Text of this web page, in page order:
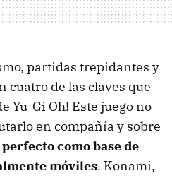
partidas trepidantes y
cuatro de las claves que
Yu-Gi Oh! Este juego no
en compañía y sobre
perfecto como base de
móviles. Konami,